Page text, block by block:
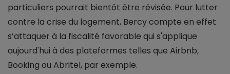
particuliers pourrait bientôt être révisée. Pour lutter
contre la crise du logement, Bercy compte en effet
s’attaquer à la fiscalité favorable qui s'applique
aujourd'hui à des plateformes telles que Airbnb,
Booking ou Abritel, par exemple.